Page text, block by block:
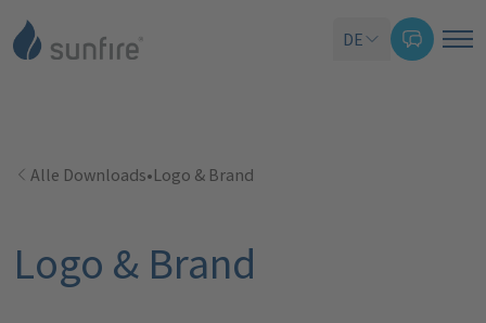
DE
Alle Downloads•Logo & Brand
Logo & Brand